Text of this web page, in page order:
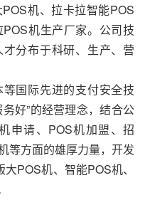
机、拉卡拉智能POS
机生产厂家。公司技
分布于科研、生产、营
国际先进的支付安全技
好”的经营理念，结合公
申请、POS机加盟、招
等方面的雄厚力量，开发
POS机、智能POS机、